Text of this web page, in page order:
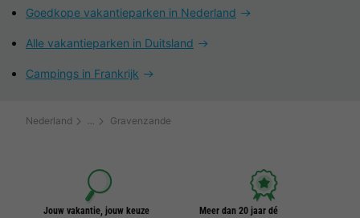
Goedkope vakantieparken in Nederland
Alle vakantieparken in Duitsland
Campings in Frankrijk
Nederland Gravenzande
Jouw vakantie, jouw keuze
Meer dan 20 jaar dé